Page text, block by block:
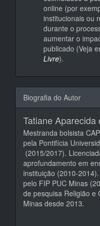
online (por
institucionais ou
durante o
aumentar o
publicado (Veja
Livre).
Biografia do Autor
Tatiane Aparecida
Mestranda bolsista
pela Pontifícia
(2015/2017).
aprofundamento em
instituição (2010-
pelo FIP PUC Minas
de pesquisa Religião e
Minas desde 2013.